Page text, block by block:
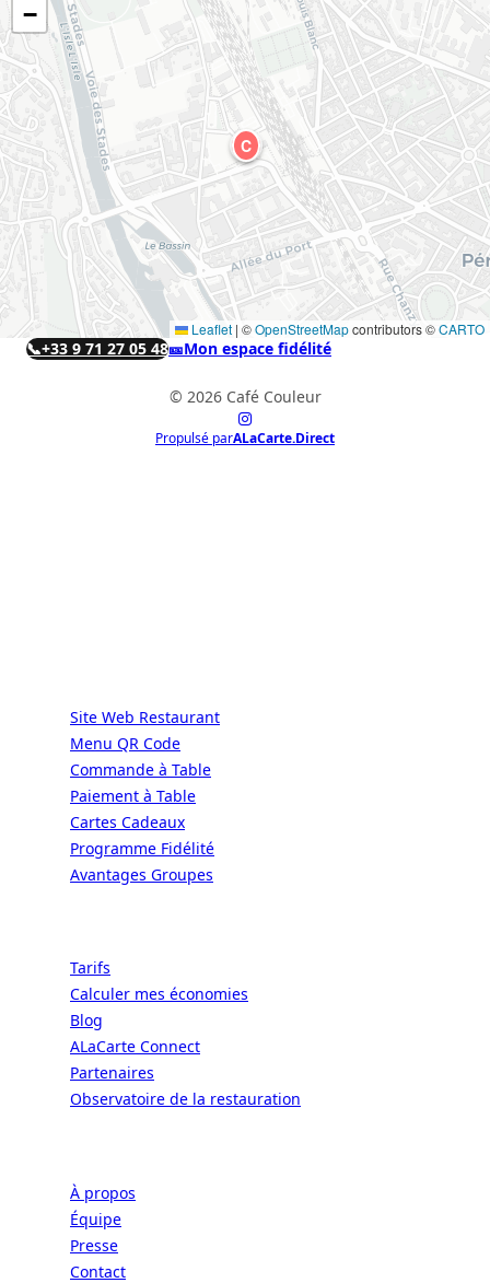
C
−
Leaflet | ©OpenStreetMapcontributors ©CARTO
📞+33 9 71 27 05 48🎫Mon espace fidélité
© 2026 Café Couleur
Propulsé parALaCarte.Direct
Site Web Restaurant
Menu QR Code
Commande à Table
Paiement à Table
Cartes Cadeaux
Programme Fidélité
Avantages Groupes
Tarifs
Calculer mes économies
Blog
ALaCarte Connect
Partenaires
Observatoire de la restauration
À propos
Équipe
Presse
Contact